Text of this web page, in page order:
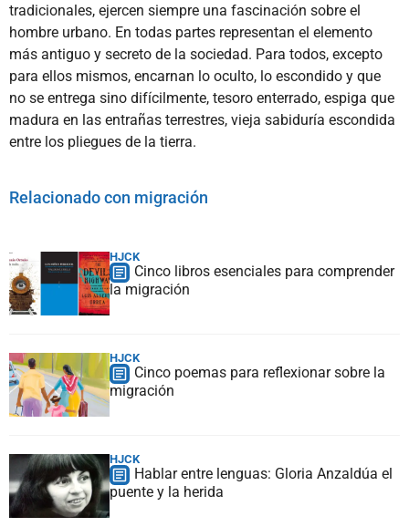
tradicionales, ejercen siempre una fascinación sobre el
hombre urbano. En todas partes representan el elemento
más antiguo y secreto de la sociedad. Para todos, excepto
para ellos mismos, encarnan lo oculto, lo escondido y que
no se entrega sino difícilmente, tesoro enterrado, espiga que
madura en las entrañas terrestres, vieja sabiduría escondida
entre los pliegues de la tierra.
Relacionado con migración
HJCK
Cinco libros esenciales para comprender
la migración
HJCK
Cinco poemas para reflexionar sobre la
migración
HJCK
Hablar entre lenguas: Gloria Anzaldúa el
puente y la herida